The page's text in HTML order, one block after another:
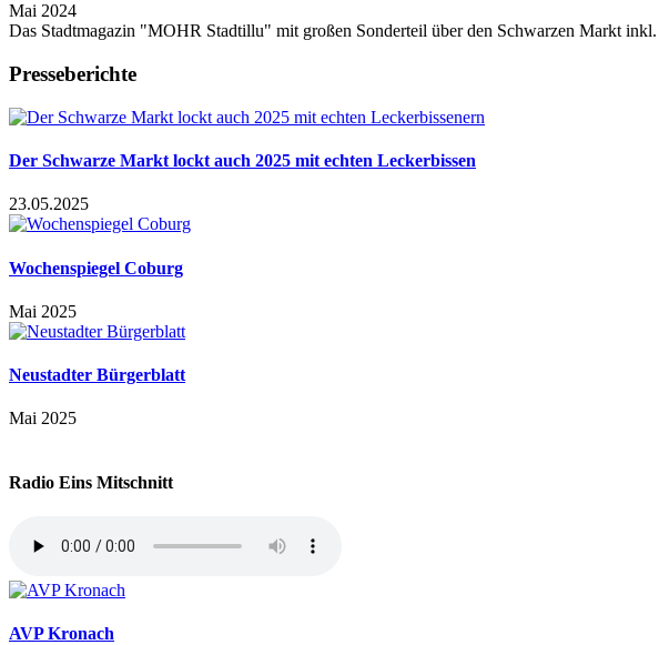
Mai 2024
Das Stadtmagazin "MOHR Stadtillu" mit großen Sonderteil über den Schwarzen Markt
Presseberichte
Der Schwarze Markt lockt auch 2025 mit echten Leckerbissen
23.05.2025
Wochenspiegel Coburg
Mai 2025
Neustadter Bürgerblatt
Mai 2025
Radio Eins Mitschnitt
AVP Kronach